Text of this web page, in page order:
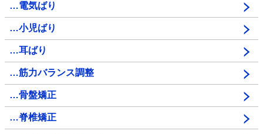
…電気ばり
…小児ばり
…耳ばり
…筋力バランス調整
…骨盤矯正
…脊椎矯正